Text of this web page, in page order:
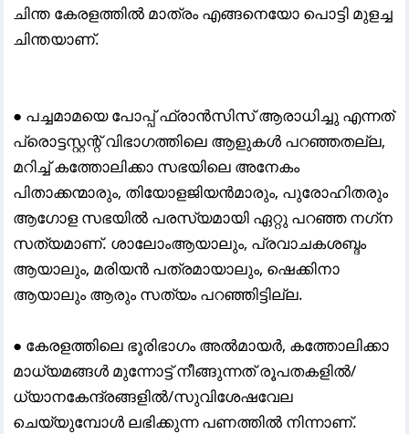
ചിന്ത കേരളത്തിൽ മാത്രം എങ്ങനെയോ പൊട്ടി മുളച്ച
ചിന്തയാണ്.
● പച്ചമാമയെ പോപ്പ് ഫ്രാൻസിസ് ആരാധിച്ചു എന്നത്
പ്രൊട്ടസ്റ്റന്റ് വിഭാഗത്തിലെ ആളുകൾ പറഞ്ഞതല്ല,
മറിച്ച് കത്തോലിക്കാ സഭയിലെ അനേകം
പിതാക്കന്മാരും, തിയോളജിയൻമാരും, പുരോഹിതരും
ആഗോള സഭയിൽ പരസ്യമായി ഏറ്റു പറഞ്ഞ നഗ്‌ന
സത്യമാണ്. ശാലോംആയാലും, പ്രവാചകശബ്ദം
ആയാലും, മരിയൻ പത്രമായാലും, ഷെക്കിനാ
ആയാലും ആരും സത്യം പറഞ്ഞിട്ടില്ല.
● കേരളത്തിലെ ഭൂരിഭാഗം അൽമായർ, കത്തോലിക്കാ
മാധ്യമങ്ങൾ മുന്നോട്ട് നീങ്ങുന്നത് രൂപതകളിൽ/
ധ്യാനകേന്ദ്രങ്ങളിൽ/സുവിശേഷവേല
ചെയ്യുമ്പോൾ ലഭിക്കുന്ന പണത്തിൽ നിന്നാണ്.